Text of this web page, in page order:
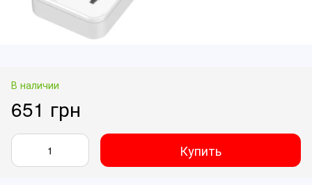
В наличии
651 грн
Купить